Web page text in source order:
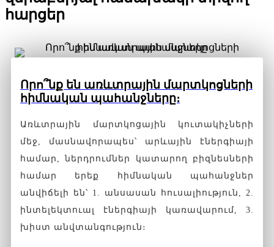
հարցեր
Որո՞նք են առևտրային մարտկոցների
հիմնական պահանջները։
Առևտրային մարտկոցային կուտակիչների
մեջ, մասնավորապես՝ արևային էներգիայի
համար, ներդրումներ կատարող բիզնեսների
համար երեք հիմնական պահանջներ
անվիճելի են՝ 1. անսասան հուսալիություն, 2.
ինտելեկտուալ էներգիայի կառավարում, 3.
խիստ անվտանգություն։